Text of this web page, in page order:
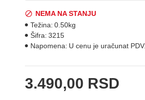
3.490,00 RSD
NEMA NA STANJU
Težina: 0.50kg
Šifra: 3215
Napomena: U cenu je uračunat PDV.